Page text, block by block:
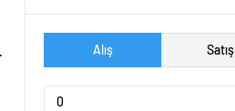
Alış Satış